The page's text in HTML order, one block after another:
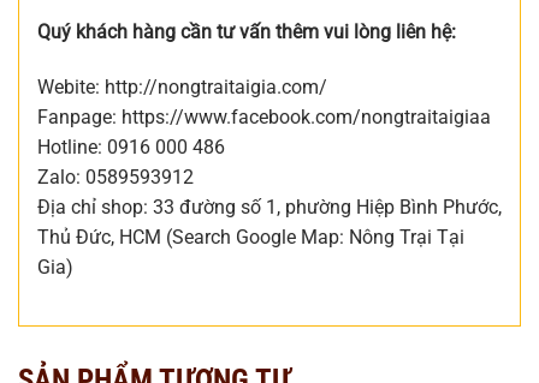
Quý khách hàng cần tư vấn thêm vui lòng liên hệ:
Webite: http://nongtraitaigia.com/
Fanpage: https://www.facebook.com/nongtraitaigiaa
Hotline: 0916 000 486
Zalo: 0589593912
Địa chỉ shop: 33 đường số 1, phường Hiệp Bình Phước,
Thủ Đức, HCM (Search Google Map: Nông Trại Tại
Gia)